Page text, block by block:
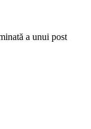
a unui post